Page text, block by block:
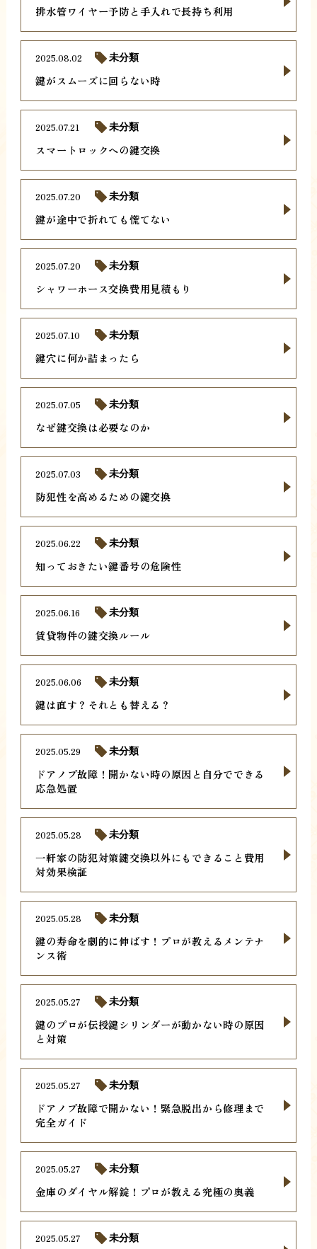
排水管ワイヤー予防と手入れで長持ち利用
鍵がスムーズに回らない時
2025.08.02 未分類
スマートロックへの鍵交換
2025.07.21 未分類
鍵が途中で折れても慌てない
2025.07.20 未分類
シャワーホース交換費用見積もり
2025.07.20 未分類
鍵穴に何か詰まったら
2025.07.10 未分類
なぜ鍵交換は必要なのか
2025.07.05 未分類
防犯性を高めるための鍵交換
2025.07.03 未分類
知っておきたい鍵番号の危険性
2025.06.22 未分類
賃貸物件の鍵交換ルール
2025.06.16 未分類
鍵は直す？それとも替える？
2025.06.06 未分類
ドアノブ故障！開かない時の原因と自分でできる
応急処置
2025.05.29 未分類
一軒家の防犯対策鍵交換以外にもできること費用
対効果検証
2025.05.28 未分類
鍵の寿命を劇的に伸ばす！プロが教えるメンテナ
ンス術
2025.05.28 未分類
鍵のプロが伝授鍵シリンダーが動かない時の原因
と対策
2025.05.27 未分類
ドアノブ故障で開かない！緊急脱出から修理まで
完全ガイド
2025.05.27 未分類
金庫のダイヤル解錠！プロが教える究極の奥義
2025.05.27 未分類
2025.05.27 未分類